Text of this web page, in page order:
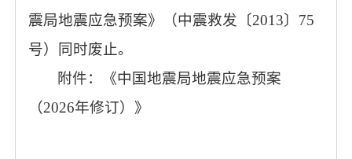
震局地震应急预案》（中震救发〔2013〕75
号）同时废止。
附件：《中国地震局地震应急预案
（2026年修订）》